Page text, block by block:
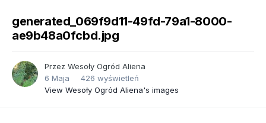
generated_069f9d11-49fd-79a1-8000-
ae9b48a0fcbd.jpg
Przez Wesoły Ogród Aliena
6 Maja
426 wyświetleń
View Wesoły Ogród Aliena's images